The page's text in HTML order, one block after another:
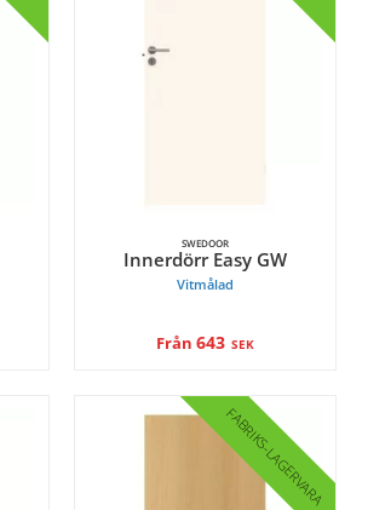
SWEDOOR
Innerdörr Easy GW
Vitmålad
Från 643 SEK
FABRIKS
LAGERVARA